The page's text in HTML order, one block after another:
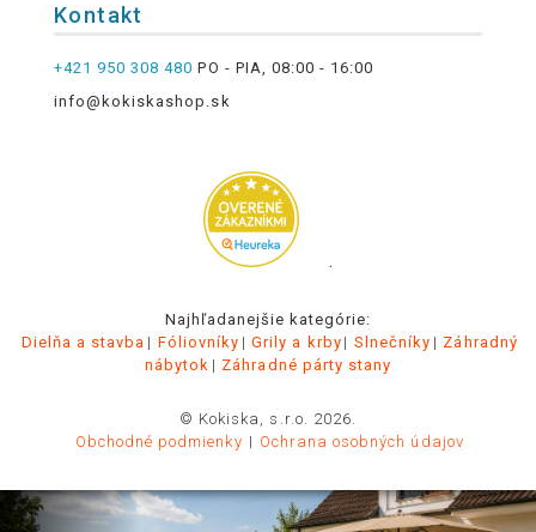
Kontakt
+421 950 308 480 PO - PIA, 08:00 - 16:00
info@kokiskashop.sk
.
Najhľadanejšie kategórie:
Dielňa a stavba
Fóliovníky Grily a krby Slnečníky
Záhradný
nábytok
Záhradné párty stany
© Kokiska, s.r.o. 2026.
Obchodné podmienky
Ochrana osobných údajov